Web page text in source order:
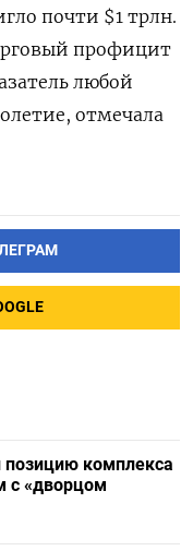
почти $1 трлн.
профицит
любой
отмечала
комплекса
с «дворцом